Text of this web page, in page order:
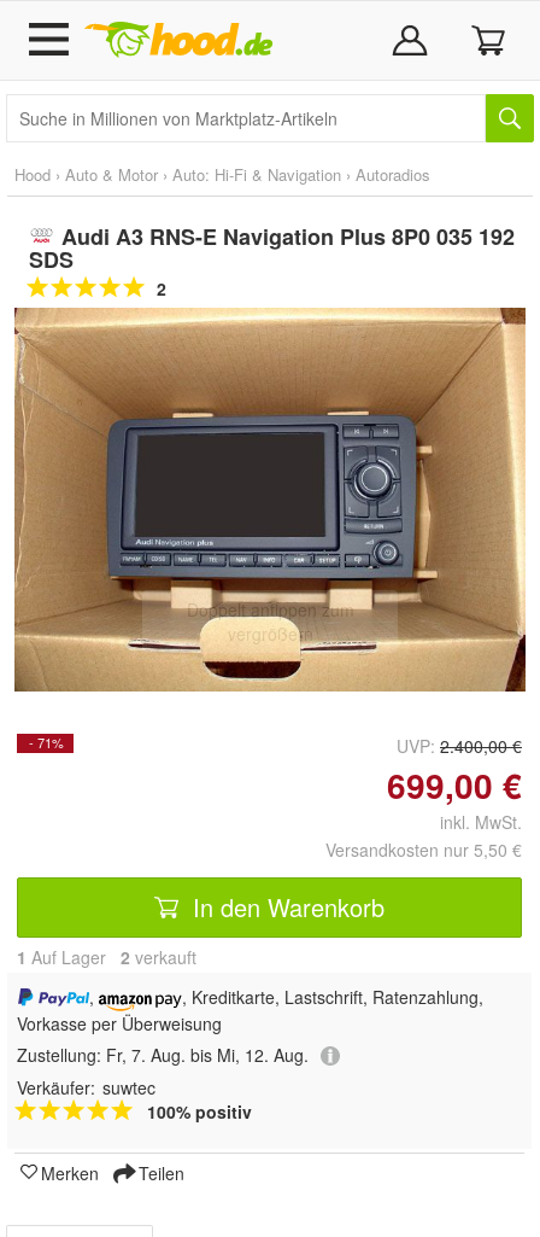
Hood › Auto & Motor › Auto: Hi-Fi & Navigation › Autoradios
Audi A3 RNS-E Navigation Plus 8P0 035 192
SDS
2
Doppelt antippen zum
vergrößern
- 71% UVP: 2.400,00 €
699,00 €
inkl. MwSt.
Versandkosten nur 5,50 €
In den Warenkorb
1 Auf Lager 2 verkauft
,
, Kreditkarte, Lastschrift, Ratenzahlung,
Vorkasse per Überweisung
Zustellung: Fr, 7. Aug. bis Mi, 12. Aug.
Verkäufer: suwtec
100% positiv
Merken Teilen